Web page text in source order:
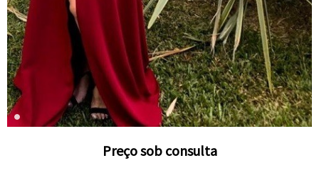
Preço sob consulta